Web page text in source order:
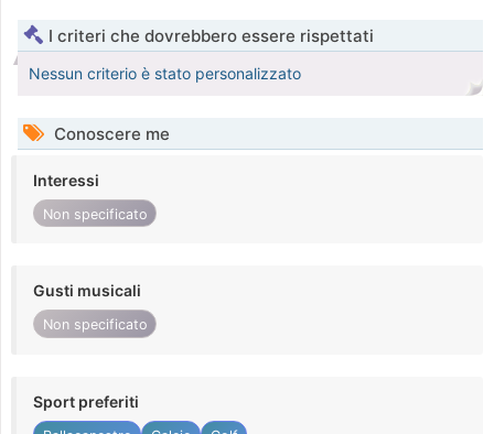
I criteri che dovrebbero essere rispettati
Nessun criterio è stato personalizzato
Conoscere me
Interessi
Non specificato
Gusti musicali
Non specificato
Sport preferiti